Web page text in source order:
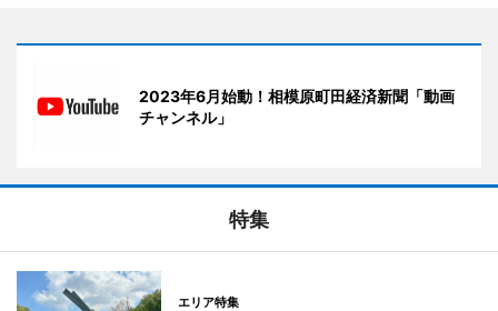
2023年6月始動！相模原町田経済新聞「動画
チャンネル」
特集
エリア特集